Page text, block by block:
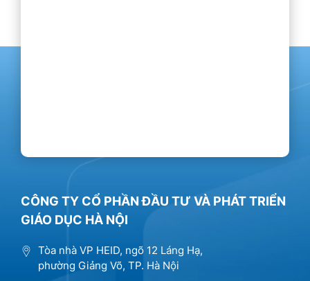
CÔNG TY CỔ PHẦN ĐẦU TƯ VÀ PHÁT TRIỂN
GIÁO DỤC HÀ NỘI
Tòa nhà VP HEID, ngõ 12 Láng Hạ,
phường Giảng Võ, TP. Hà Nội